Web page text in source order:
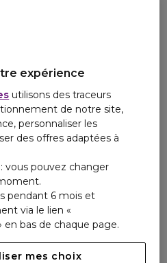
expérience
utilisons des traceurs
de notre site,
personnaliser les
des offres adaptées à
: vous pouvez changer
pendant 6 mois et
via le lien «
en bas de chaque page.
mes choix